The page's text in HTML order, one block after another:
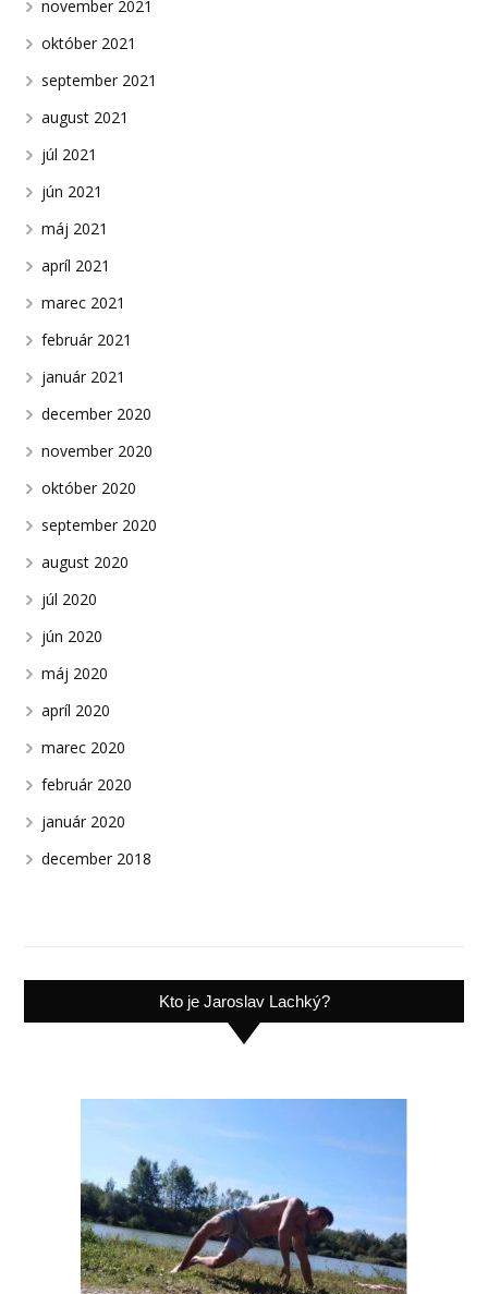
november 2021
október 2021
september 2021
august 2021
júl 2021
jún 2021
máj 2021
apríl 2021
marec 2021
február 2021
január 2021
december 2020
november 2020
október 2020
september 2020
august 2020
júl 2020
jún 2020
máj 2020
apríl 2020
marec 2020
február 2020
január 2020
december 2018
Kto je Jaroslav Lachký?